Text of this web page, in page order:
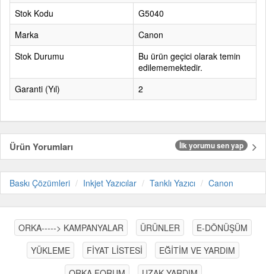
Stok Kodu
G5040
Marka
Canon
Stok Durumu
Bu ürün geçici olarak temin
edilememektedir.
Garanti (Yıl)
2
Ürün Yorumları İlk yorumu sen yap
Baskı Çözümleri Inkjet Yazıcılar Tanklı Yazıcı Canon
ORKA-----> KAMPANYALAR ÜRÜNLER
E-DÖNÜŞÜM
YÜKLEME
FİYAT LİSTESİ
EĞİTİM VE YARDIM